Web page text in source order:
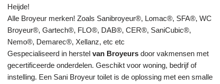
Heijde!
Alle Broyeur merken! Zoals Sanibroyeur®, Lomac®, SFA®, WC
Broyeur®, Gartech®, FLO®, DAB®, CER®, SaniCubic®,
Nemo®, Demarec®, Xellanz, etc etc
Gespecialiseerd in herstel van Broyeurs door vakmensen met
gecertificeerde onderdelen. Geschikt voor woning, bedrijf of
instelling. Een Sani Broyeur toilet is de oplossing met een smalle